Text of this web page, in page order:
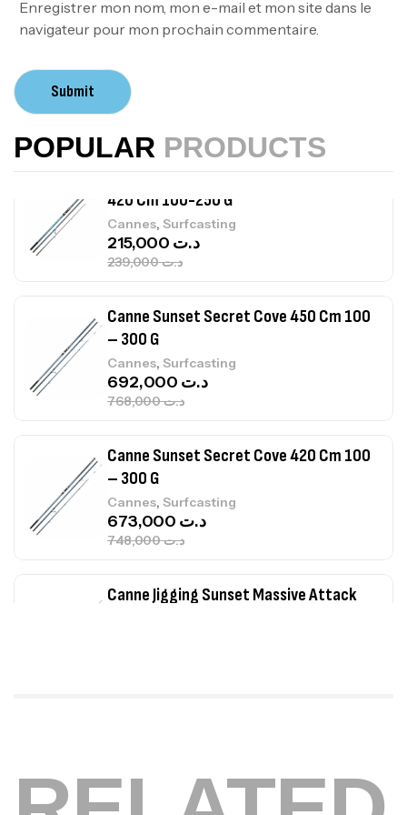
Enregistrer mon nom, mon e-mail et mon site dans le
navigateur pour mon prochain commentaire.
Submit
POPULAR PRODUCTS
د.ت
د.ت378,000
Volant 3 Branches Inox T26S/35
Accastillage bateau
420 Cm 100-250 G
Cannes, Surfcasting
د.ت239,000
د.ت
Canne Sunset Secret Cove 450 Cm 100
– 300 G
Cannes, Surfcasting
د.ت768,000
د.ت
Canne Sunset Secret Cove 420 Cm 100
– 300 G
Cannes, Surfcasting
د.ت748,000
د.ت
Canne Jigging Sunset Massive Attack
Bagagerie Surfcasting
د.ت